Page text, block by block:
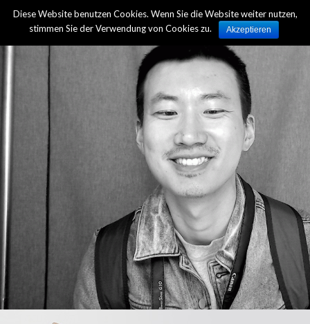
Zur Übersicht
Diese Website benutzen Cookies. Wenn Sie die Website weiter nutzen,
stimmen Sie der Verwendung von Cookies zu.
Akzeptieren